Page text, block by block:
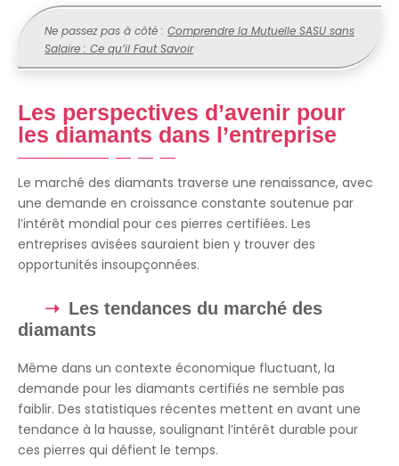
Ne passez pas à côté : Comprendre la Mutuelle SASU sans
Salaire : Ce qu’il Faut Savoir
Les perspectives d’avenir pour
les diamants dans l’entreprise
Le marché des diamants traverse une renaissance, avec
une demande en croissance constante soutenue par
l’intérêt mondial pour ces pierres certifiées. Les
entreprises avisées sauraient bien y trouver des
opportunités insoupçonnées.
Les tendances du marché des
diamants
Même dans un contexte économique fluctuant, la
demande pour les diamants certifiés ne semble pas
faiblir. Des statistiques récentes mettent en avant une
tendance à la hausse, soulignant l’intérêt durable pour
ces pierres qui défient le temps.